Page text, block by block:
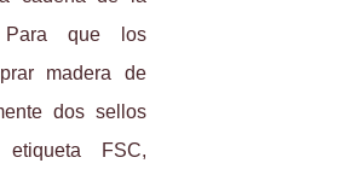
Para que los
madera de
dos sellos
FSC,